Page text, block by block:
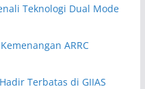
Teknologi Dual Mode
ARRC
Terbatas di GIIAS